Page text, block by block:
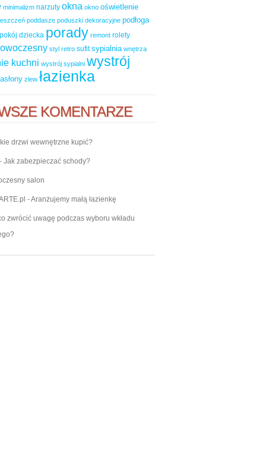
minimalizm narzuty okna okno oświetlenie
poddasze poduszki dekoracyjne podłoga
pokój dziecka porady remont rolety
styl retro sufit sypialnia wnętrza
kuchni wystrój sypialni wystrój
zlew łazienka
KOMENTARZE
drzwi wewnętrzne kupić?
- Jak zabezpieczać schody?
salon
-Aranżujemy małą łazienkę
zwrócić uwagę podczas wyboru wkładu